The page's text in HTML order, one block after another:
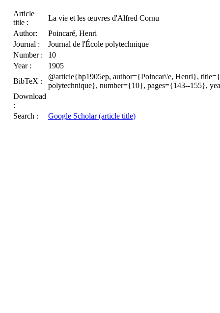
Article
title :
La vie et les œuvres d'Alfred Cornu
Author:
Poincaré, Henri
Journal :
Journal de l'École polytechnique
Number :
10
Year :
1905
BibTeX :
@article{hp1905ep, author={Poincar\'e, Henri},
polytechnique}, number={10}, pages={143--155},
Download
:
Search :
Google Scholar (article title)